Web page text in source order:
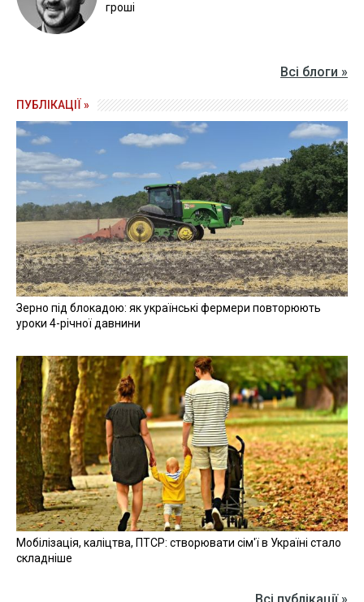
гроші
Всі блоги »
ПУБЛІКАЦІЇ »
Зерно під блокадою: як українські фермери повторюють
уроки 4-річної давнини
Мобілізація, каліцтва, ПТСР: створювати сім'ї в Україні стало
складніше
Всі публікації »